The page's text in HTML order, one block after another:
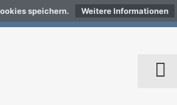
speichern. Weitere Informationen